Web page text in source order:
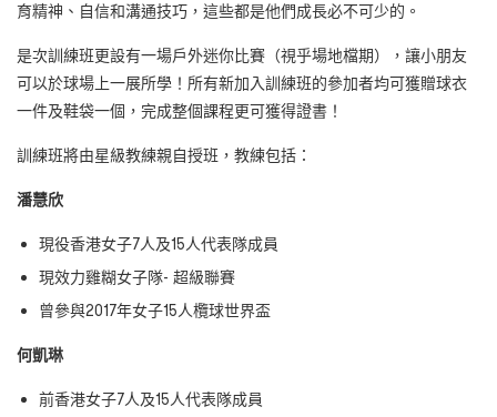
育精神、自信和溝通技巧，這些都是他們成長必不可少的。
是次訓練班更設有一場戶外迷你比賽（視乎場地檔期），讓小朋友
可以於球場上一展所學！所有新加入訓練班的參加者均可獲贈球衣
一件及鞋袋一個，完成整個課程更可獲得證書！
訓練班將由星級教練親自授班，教練包括：
潘慧欣
現役香港女子7人及15人代表隊成員
現效力雞糊女子隊- 超級聯賽
曾參與2017年女子15人欖球世界盃
何凱琳
前香港女子7人及15人代表隊成員